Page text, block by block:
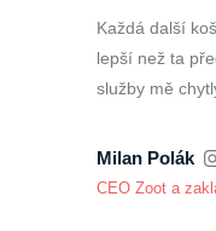
Každá další
lepší než ta
služby mě
Milan Polák
CEO Zoot a